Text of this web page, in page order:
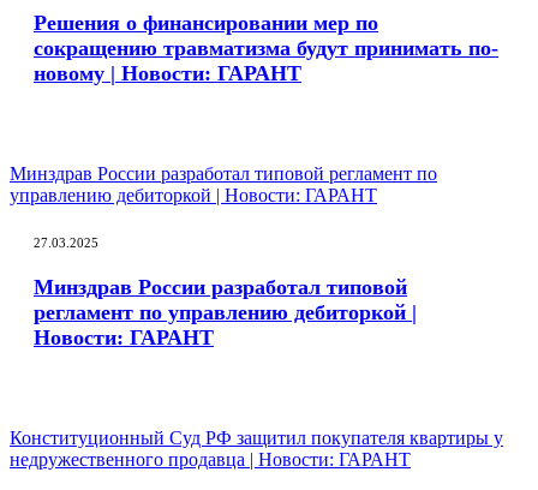
Решения о финансировании мер по
сокращению травматизма будут принимать по-
новому | Новости: ГАРАНТ
Минздрав России разработал типовой регламент по
управлению дебиторкой | Новости: ГАРАНТ
27.03.2025
Минздрав России разработал типовой
регламент по управлению дебиторкой |
Новости: ГАРАНТ
Конституционный Суд РФ защитил покупателя квартиры у
недружественного продавца | Новости: ГАРАНТ